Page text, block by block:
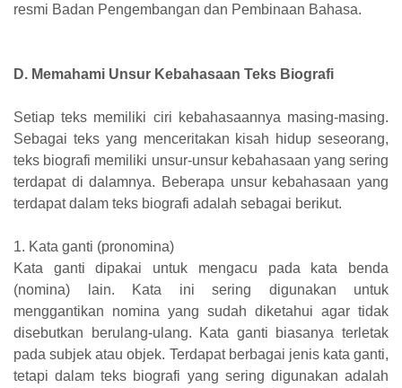
resmi Badan Pengembangan dan Pembinaan Bahasa.
D. Memahami Unsur Kebahasaan Teks Biografi
Setiap teks memiliki ciri kebahasaannya masing-masing.
Sebagai teks yang menceritakan kisah hidup seseorang,
teks biografi memiliki unsur-unsur kebahasaan yang sering
terdapat di dalamnya. Beberapa unsur kebahasaan yang
terdapat dalam teks biografi adalah sebagai berikut.
1. Kata ganti (pronomina)
Kata ganti dipakai untuk mengacu pada kata benda
(nomina) lain. Kata ini sering digunakan untuk
menggantikan nomina yang sudah diketahui agar tidak
disebutkan berulang-ulang. Kata ganti biasanya terletak
pada subjek atau objek. Terdapat berbagai jenis kata ganti,
tetapi dalam teks biografi yang sering digunakan adalah